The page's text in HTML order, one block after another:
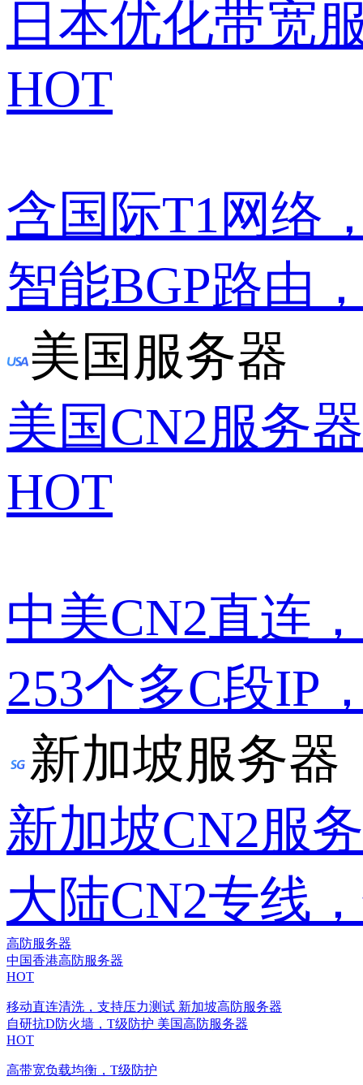
日本优化带宽
HOT
含国际T1网络
智能BGP路由
美国服务器
美国CN2服务器
HOT
中美CN2直连
253个多C段IP
新加坡服务器
新加坡CN2服
大陆CN2专线
高防服务器
中国香港高防服务器
HOT
移动直连清洗，支持压力测试 新加坡高防服务器
自研抗D防火墙，T级防护 美国高防服务器
HOT
高带宽负载均衡，T级防护